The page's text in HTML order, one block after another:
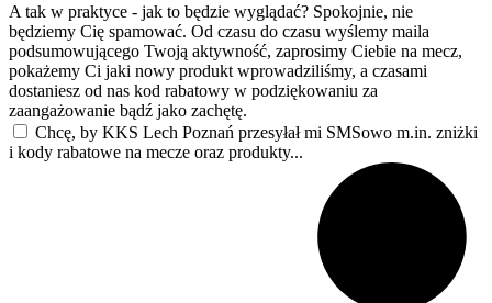
A tak w praktyce - jak to będzie wyglądać? Spokojnie, nie
będziemy Cię spamować. Od czasu do czasu wyślemy maila
podsumowującego Twoją aktywność, zaprosimy Ciebie na mecz,
pokażemy Ci jaki nowy produkt wprowadziliśmy, a czasami
dostaniesz od nas kod rabatowy w podziękowaniu za
zaangażowanie bądź jako zachętę.
Chcę, by KKS Lech Poznań przesyłał mi SMSowo m.in. zniżki
i kody rabatowe na mecze oraz produkty...